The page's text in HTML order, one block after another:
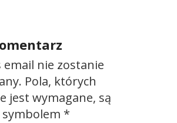
email nie zostanie
Pola, których
jest wymagane, są
*